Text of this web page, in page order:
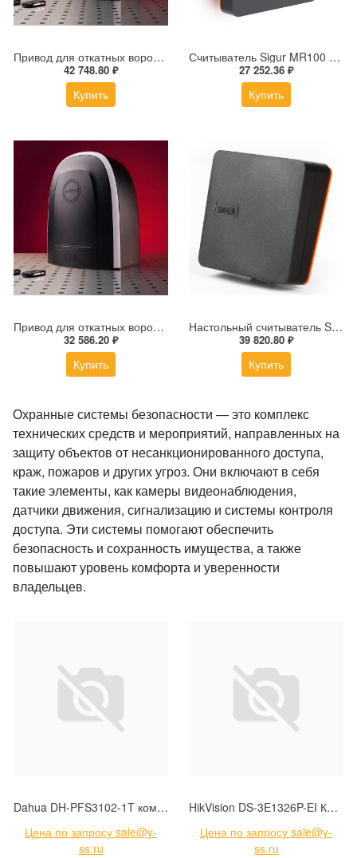
Привод для откатных ворот ALUTECH ROTEO RTО-2000MKIT
42 748.80 ₽
Купить
Считыватель Sigur MR100 v.2 Lite
27 252.36 ₽
Купить
Привод для откатных ворот ALUTECH ROTEO RTО-1000MKIT
32 586.20 ₽
Купить
Настольный считыватель Sigur MR100 USB
39 820.80 ₽
Купить
Охранные системы безопасности — это комплекс
технических средств и мероприятий, направленных на
защиту объектов от несанкционированного доступа,
краж, пожаров и других угроз. Они включают в себя
такие элементы, как камеры видеонаблюдения,
датчики движения, сигнализацию и системы контроля
доступа. Эти системы помогают обеспечить
безопасность и сохранность имущества, а также
повышают уровень комфорта и уверенности
владельцев.
Dahua DH-PFS3102-1T коммутатор
Цена по запросу sale@y-
ss.ru
HikVision DS-3E1326P-EI Коммутатор с РоЕ
Цена по запросу sale@y-
ss.ru